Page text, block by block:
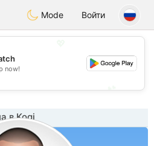
Dating
Mode Войти
now!
в Kogi